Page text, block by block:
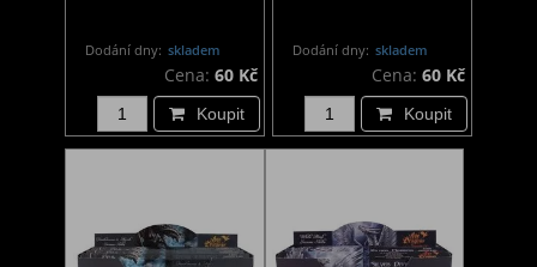
Dodání dny: skladem
Cena: 60 Kč
Koupit
Dodání dny: skladem
Cena: 60 Kč
Koupit